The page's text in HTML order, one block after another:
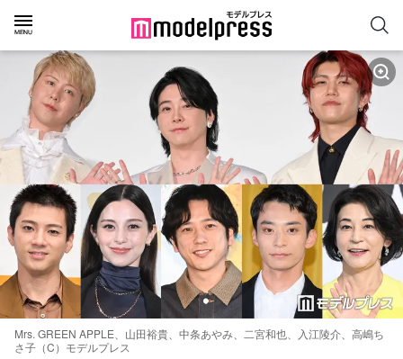
Mrs. GREEN APPLE、山田裕貴、中条あやみ、二宮和也、入江陵介、高嶋ち
さ子（C）モデルプレス